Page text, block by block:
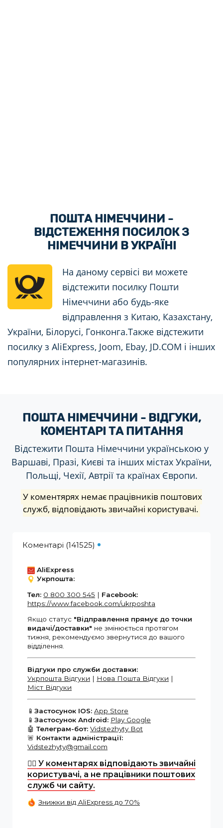
ПОШТА НІМЕЧЧИНИ -
ВІДСТЕЖЕННЯ ПОСИЛОК З
НІМЕЧЧИНИ В УКРАЇНІ
На даному сервісі ви можете
відстежити посилку Пошти
Німеччини або будь-яке
відправлення з Китаю, Казахстану,
України, Білорусі, Гонконга.Также відстежити
посилку з AliExpress, Joom, Ebay, JD.COM і інших
популярних інтернет-магазинів.
ПОШТА НІМЕЧЧИНИ - ВІДГУКИ,
КОМЕНТАРІ ТА ПИТАННЯ
Відстежити Пошта Німеччини українською у
Варшаві, Празі, Києві та інших містах України,
Польщі, Чехії, Автрії та країнах Європи.
У коментярях немає працівників поштових
служб, відповідають звичайні користувачі.